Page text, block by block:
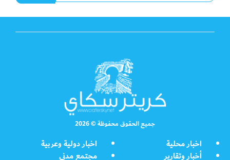
جميع الحقوق محفوظة © 2026
اخبار محلية
اخبار دولية وعربية
أخبار وتقارير
مجتمع مدني